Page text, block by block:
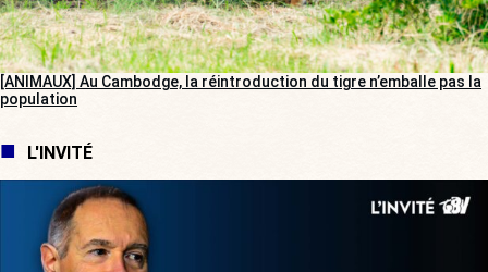
[ANIMAUX] Au Cambodge, la réintroduction du tigre n’emballe pas la
population
L'INVITÉ